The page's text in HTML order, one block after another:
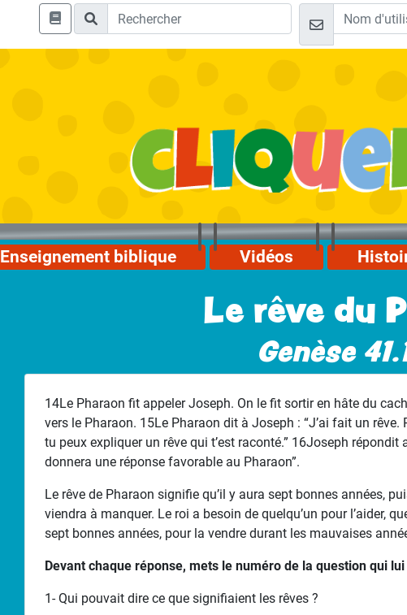
Enseignement biblique Vidéos
Le rêve du
Genèse
14Le Pharaon fit appeler Joseph. On le fit sortir en hâte du
vers le Pharaon. 15Le Pharaon dit à Joseph : “J’ai fait un rêve.
tu peux expliquer un rêve qui t’est raconté.” 16Joseph répondit
donnera une réponse favorable au Pharaon”.
Le rêve de Pharaon signifie qu’il y aura sept bonnes années,
viendra à manquer. Le roi a besoin de quelqu’un pour l’aider,
sept bonnes années, pour la vendre durant les mauvaises
Devant chaque réponse, mets le numéro de la question qui
1- Qui pouvait dire ce que signifiaient les rêves ?